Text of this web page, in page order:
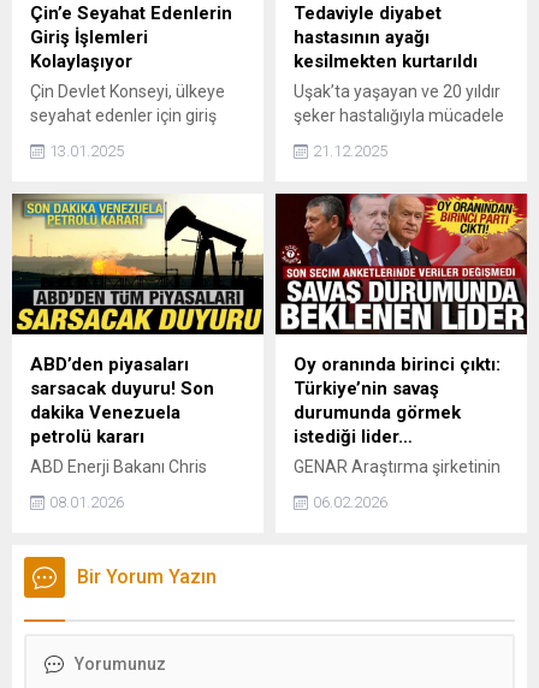
Çin’e Seyahat Edenlerin
Giriş İşlemleri
Kolaylaşıyor
Çin Devlet Konseyi, ülkeye
seyahat edenler için giriş
yeni düzenlemeleri duyurdu.
süresi uzatılacak.
13.01.2025
Tedaviyle diyabet
hastasının ayağı
kesilmekten kurtarıldı
Uşak’ta yaşayan ve 20 yıldır
şeker hastalığıyla mücadele
kesilme riski taşıyan ayağı,
başarılı müdahaleyle
kurtarıldı. Çürüyen iki
parmağı alınan hasta
taburcu olmaya hazırlanıyor.
21.12.2025
ABD’den piyasaları
sarsacak duyuru! Son
dakika Venezuela
petrolü kararı
ABD Enerji Bakanı Chris
"süresiz" şekilde
gelirlerin ABD hükümetinin
kontrolündeki hesaplara
08.01.2026
Oy oranında birinci çıktı:
Türkiye’nin savaş
durumunda görmek
istediği lider…
GENAR Araştırma şirketinin
Olası bir seçim durumunda
06.02.2026
Bir Yorum Yazın